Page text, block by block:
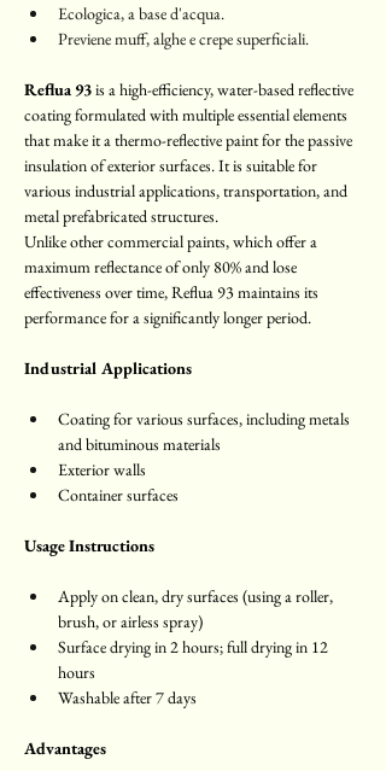
Ecologica, a base d'acqua.
Previene muff, alghe e crepe superficiali.
Reflua 93 is a high-efficiency, water-based reflective
coating formulated with multiple essential elements
that make it a thermo-reflective paint for the passive
insulation of exterior surfaces. It is suitable for
various industrial applications, transportation, and
metal prefabricated structures.
Unlike other commercial paints, which offer a
maximum reflectance of only 80% and lose
effectiveness over time, Reflua 93 maintains its
performance for a significantly longer period.
Industrial Applications
Coating for various surfaces, including metals
and bituminous materials
Exterior walls
Container surfaces
Usage Instructions
Apply on clean, dry surfaces (using a roller,
brush, or airless spray)
Surface drying in 2 hours; full drying in 12
hours
Washable after 7 days
Advantages